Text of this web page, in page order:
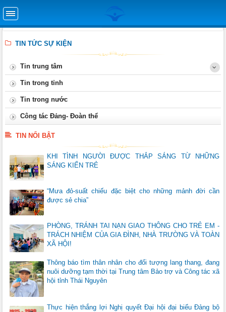
TIN TỨC SỰ KIỆN
Tin trung tâm
Tin trong tỉnh
Tin trong nước
Công tác Đảng- Đoàn thể
TIN NỔI BẬT
KHI TÌNH NGƯỜI ĐƯỢC THẮP SÁNG TỪ NHỮNG
SÁNG KIẾN TRẺ
“Mưa đỏ-suất chiếu đặc biệt cho những mảnh đời cần
được sẻ chia”
PHÒNG, TRÁNH TAI NẠN GIAO THÔNG CHO TRẺ EM -
TRÁCH NHIỆM CỦA GIA ĐÌNH, NHÀ TRƯỜNG VÀ TOÀN
XÃ HỘI!
Thông báo tìm thân nhân cho đối tượng lang thang, đang
nuôi dưỡng tạm thời tại Trung tâm Bảo trợ và Công tác xã
hội tỉnh Thái Nguyên
Thực hiện thắng lợi Nghị quyết Đại hội đại biểu Đảng bộ